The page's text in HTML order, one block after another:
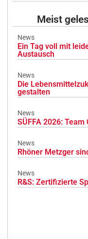
Meist
News
Ein Tag voll mit
Austausch
News
Die
gestalten
News
SÜFFA 2026: Team
News
Rhöner Metzger
News
R&S: Zertifizierte